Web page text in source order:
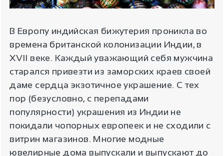
В Европу индийская бижутерия проникла во
времена британской колонизации Индии, в
XVII веке. Каждый уважающий себя мужчина
старался привезти из заморских краев своей
даме сердца экзотичное украшение. С тех
пор (безусловно, с перепадами
популярности) украшения из Индии не
покидали чопорных европеек и не сходили с
витрин магазинов. Многие модные
ювелирные дома выпускали и выпускают до